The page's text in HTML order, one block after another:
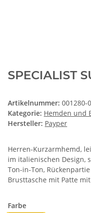
SPECIALIST
Artikelnummer: 001280-
Kategorie: Hemden und
Hersteller: Payper
Herren-Kurzarmhemd,
im italienischen Design,
Ton-in-Ton,
Brusttasche mit Patte
Farbe